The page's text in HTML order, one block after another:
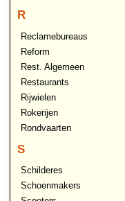
R
Reclamebureaus
Reform
Rest. Algemeen
Restaurants
Rijwielen
Rokerijen
Rondvaarten
S
Schilderes
Schoenmakers